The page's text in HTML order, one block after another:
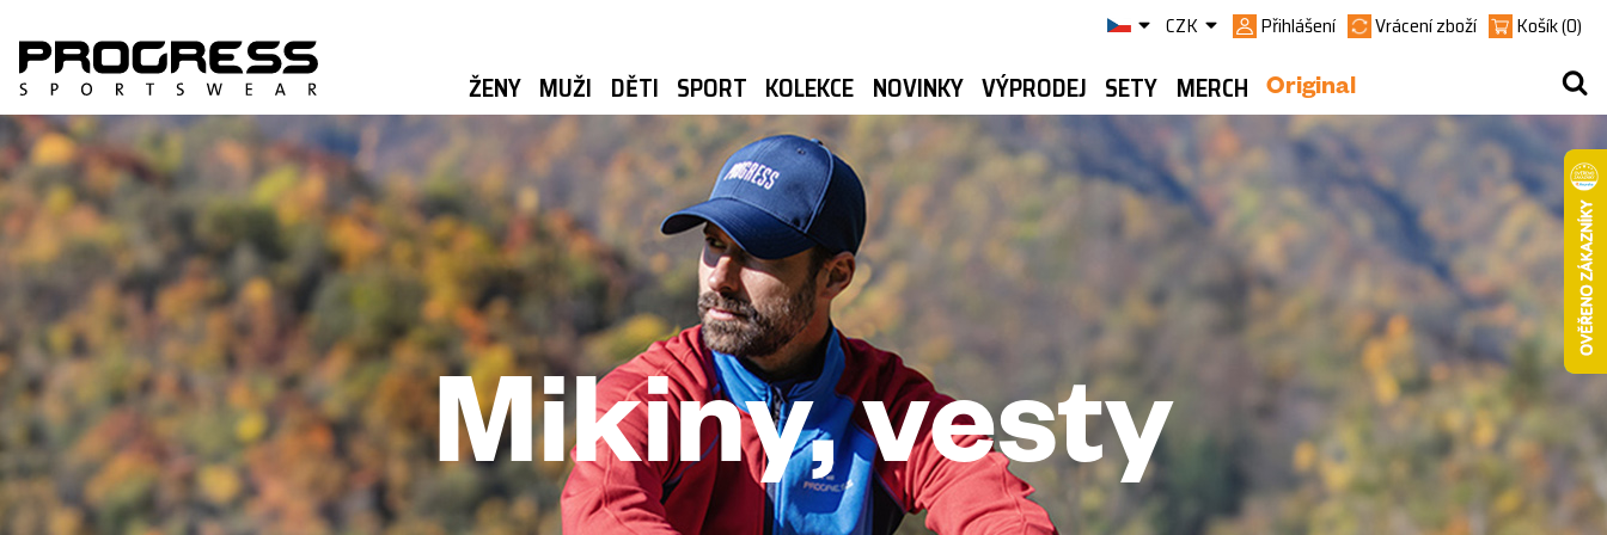
CZK Přihlášení Vrácení zboží Košík(0)
ŽENY MUŽI DĚTI SPORT KOLEKCE NOVINKY VÝPRODEJ SETY Original
MERCH
Mikiny, vesty